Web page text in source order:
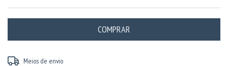
Entregas para o CEP:
Meios de envio